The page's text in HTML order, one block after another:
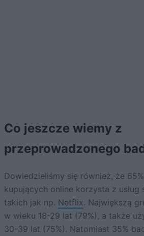
Co jeszcze wiemy z
przeprowadzonego
Dowiedzieliśmy się również, że
kupujących online korzysta z usług
takich jak np. Netflix . Największą
w wieku 18-29 lat (79%), a także
30-39 lat (75%). Natomiast 35%